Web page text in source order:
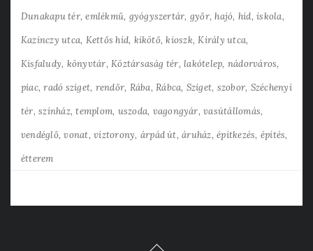
Dunakapu tér emlékmű gyógyszertár győr hajó híd iskola
Kazinczy utca Kettős híd kikötő kioszk Király utca
Kisfaludy könyvtár Köztársaság tér lakótelep nádorváros
piac radó sziget rendőr Rába Rábca Sziget szobor Széchenyi
tér színház templom uszoda vagongyár vasútállomás
vendéglő vonat víztorony árpád út áruház építkezés építés
étterem